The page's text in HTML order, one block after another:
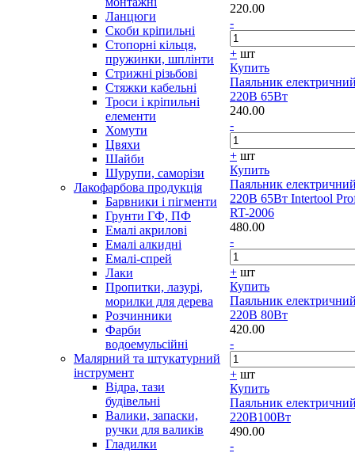
Ланцюги
Скоби кріпильні
Стопорні кільця,
пружинки, шплінти
Стрижні різьбові
Стяжки кабельні
Троси і кріпильні
елементи
Хомути
Цвяхи
Шайби
Шурупи, саморізи
Лакофарбова продукція
Барвники і пігменти
Грунти ГФ, ПФ
Емалі акрилові
Емалі алкидні
Емалі-спрей
Лаки
Пропитки, лазурі,
морилки для дерева
Розчинники
Фарби
водоемульсійні
Малярний та штукатурний
інструмент
Відра, тази
будівельні
Валики, запаски,
ручки для валиків
Гладилки
220.00
-
+ шт
Купить
Паяльник
220В 65Вт
240.00
-
+ шт
Купить
Паяльник
220В 65Вт Intertool
RT-2006
480.00
-
+ шт
Купить
Паяльник
220В 80Вт
420.00
-
+ шт
Купить
Паяльник
220В100Вт
490.00
-